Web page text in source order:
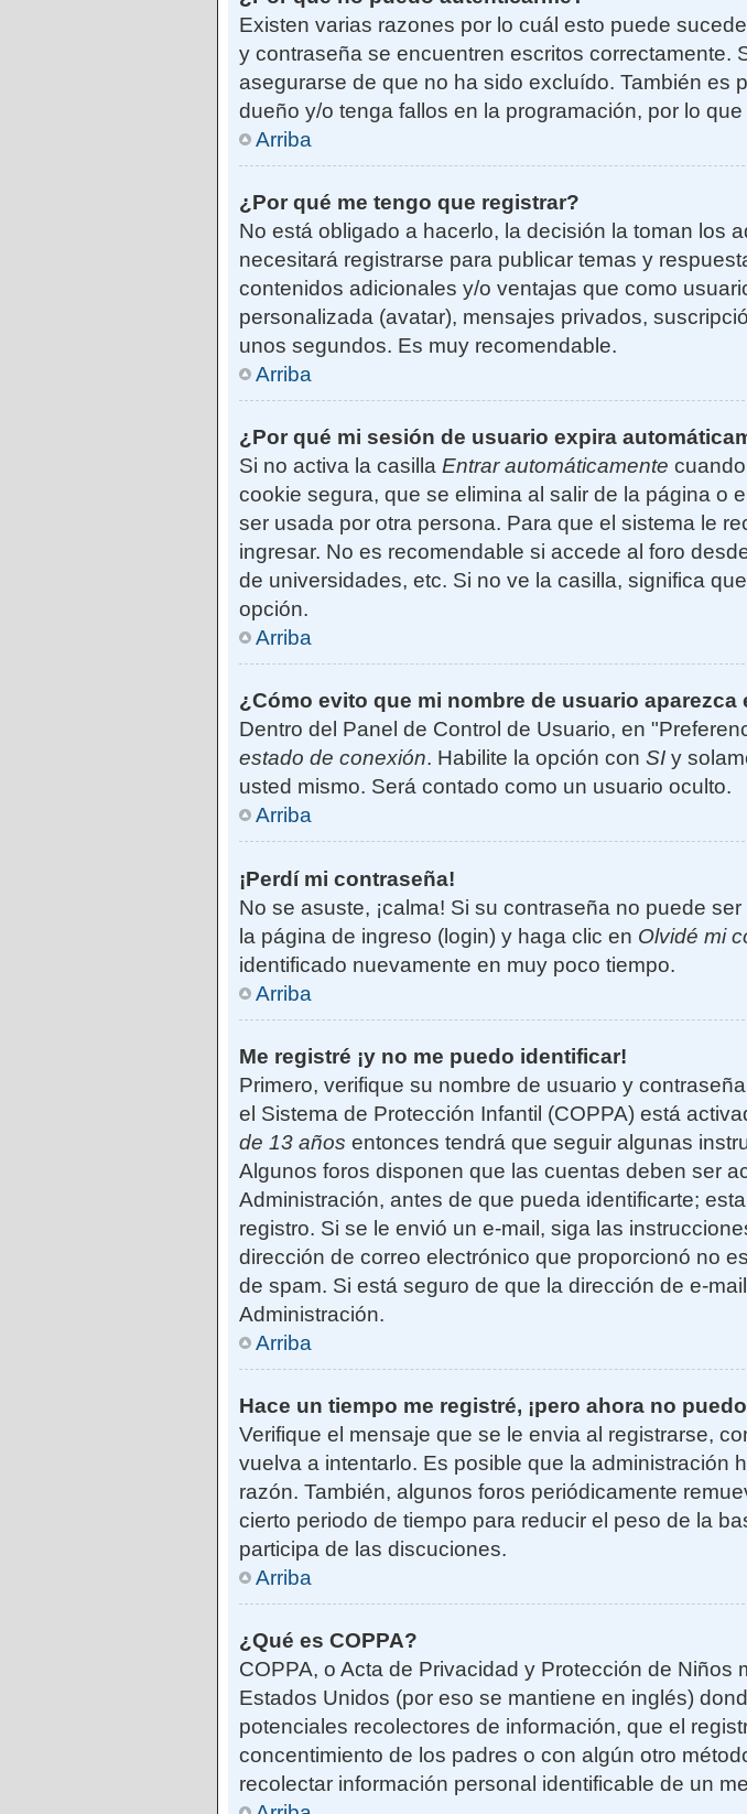
Existen varias razones por lo cuál esto puede
y contraseña se encuentren escritos correctamente.
asegurarse de que no ha sido excluído. También es
dueño y/o tenga fallos en la programación, por lo
Arriba
¿Por qué me tengo que registrar?
No está obligado a hacerlo, la decisión la toman los
necesitará registrarse para publicar temas y
contenidos adicionales y/o ventajas que como
personalizada (avatar), mensajes privados,
unos segundos. Es muy recomendable.
Arriba
¿Por qué mi sesión de usuario expira
Si no activa la casilla Entrar automáticamente
cookie segura, que se elimina al salir de la página o
ser usada por otra persona. Para que el sistema le
ingresar. No es recomendable si accede al foro
de universidades, etc. Si no ve la casilla, significa
opción.
Arriba
¿Cómo evito que mi nombre de usuario
Dentro del Panel de Control de Usuario, en
estado de conexión. Habilite la opción con SI y
usted mismo. Será contado como un usuario oculto.
Arriba
¡Perdí mi contraseña!
No se asuste, ¡calma! Si su contraseña no puede
la página de ingreso (login) y haga clic en Olvidé mi
identificado nuevamente en muy poco tiempo.
Arriba
Me registré ¡y no me puedo identificar!
Primero, verifique su nombre de usuario y
el Sistema de Protección Infantil (COPPA) está
de 13 años entonces tendrá que seguir algunas
Algunos foros disponen que las cuentas deben ser
Administración, antes de que pueda identificarte;
registro. Si se le envió un e-mail, siga las
dirección de correo electrónico que proporcionó no
de spam. Si está seguro de que la dirección de e-
Administración.
Arriba
Hace un tiempo me registré, ¡pero ahora no
Verifique el mensaje que se le envia al registrarse,
vuelva a intentarlo. Es posible que la administración
razón. También, algunos foros periódicamente
cierto periodo de tiempo para reducir el peso de la
participa de las discuciones.
Arriba
¿Qué es COPPA?
COPPA, o Acta de Privacidad y Protección de
Estados Unidos (por eso se mantiene en inglés)
potenciales recolectores de información, que el
concentimiento de los padres o con algún otro
recolectar información personal identificable de un